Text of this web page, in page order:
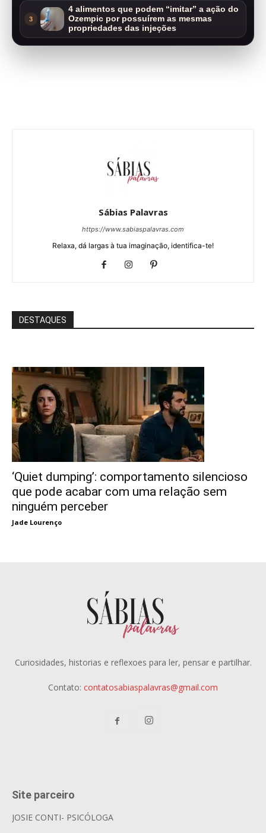
3
4 alimentos que podem “imitar” a ação do
Ozempic por possuírem as mesmas
propriedades das injeções
Sábias Palavras
https://www.sabiaspalavras.com
Relaxa, dá largas à tua imaginação, identifica-te!
DESTAQUES
‘Quiet dumping’: comportamento silencioso
que pode acabar com uma relação sem
ninguém perceber
Jade Lourenço
Curiosidades, historias e reflexoes para ler, pensar e partilhar.
Contato: contatosabiaspalavras@gmail.com
Site parceiro
JOSIE CONTI- PSICÓLOGA